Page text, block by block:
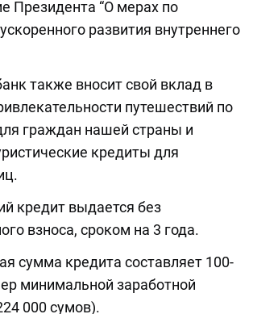
Президента “О мерах по
развития внутреннего
также вносит свой вклад в
путешествий по
граждан нашей страны и
кредиты для
кредит выдается без
взноса, сроком на 3 года.
сумма кредита составляет 100-
минимальной заработной
000 сумов).